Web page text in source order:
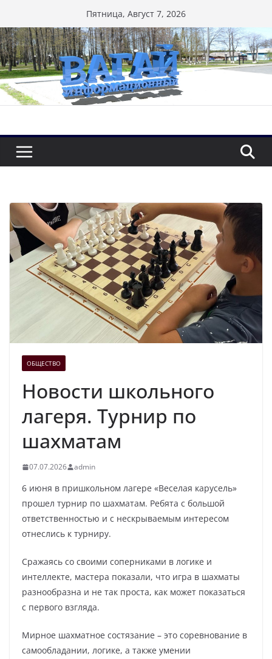
к
содержимому
Пятница, Август 7, 2026
ОБЩЕСТВО
Новости школьного
лагеря. Турнир по
шахматам
07.07.2026 admin
6 июня в пришкольном лагере «Веселая карусель»
прошел турнир по шахматам. Ребята с большой
ответственностью и с нескрываемым интересом
отнеслись к турниру.
Сражаясь со своими соперниками в логике и
интеллекте, мастера показали, что игра в шахматы
разнообразна и не так проста, как может показаться
с первого взгляда.
Мирное шахматное состязание – это соревнование в
самообладании, логике, а также умении